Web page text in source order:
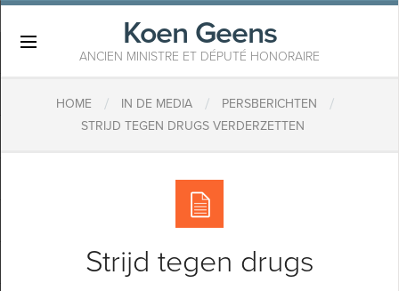
Koen Geens
ANCIEN MINISTRE ET DÉPUTÉ HONORAIRE
HOME / IN DE MEDIA / PERSBERICHTEN /
STRIJD TEGEN DRUGS VERDERZETTEN
Strijd tegen drugs